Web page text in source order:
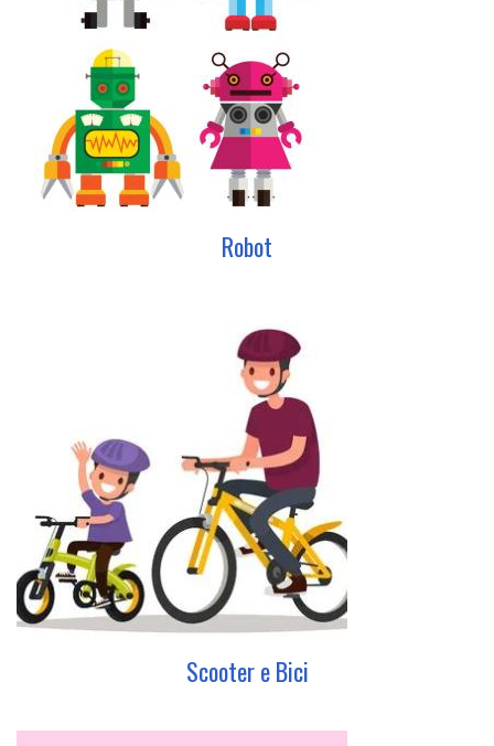
Robot
Scooter e Bici